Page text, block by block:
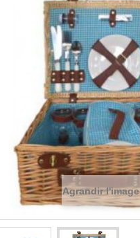
Agrandir l'image